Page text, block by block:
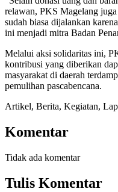
relawan, PKS Magelang
sudah biasa dijalankan
ini menjadi mitra Badan
Melalui aksi solidaritas ini,
kontribusi yang diberikan
masyarakat di daerah
pemulihan pascabencana.
Artikel, Berita, Kegiatan,
Komentar
Tidak ada komentar
Tulis Komentar